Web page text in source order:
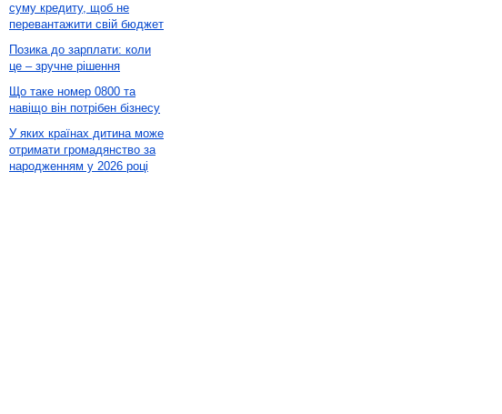
суму кредиту, щоб не
перевантажити свій бюджет
Позика до зарплати: коли
це – зручне рішення
Що таке номер 0800 та
навіщо він потрібен бізнесу
У яких країнах дитина може
отримати громадянство за
народженням у 2026 році